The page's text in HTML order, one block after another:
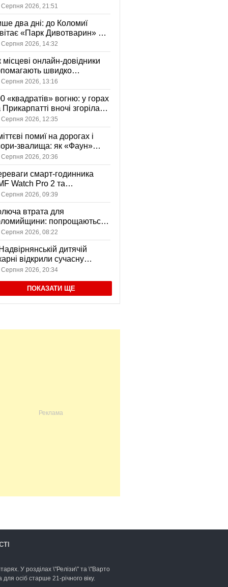
— чим
День міста
Серпня 2026, 21:51
два дні: до Коломиї
«Парк Дивотварин» — і
безкоштовний
Серпня 2026, 14:32
місцеві онлайн-довідники
швидко
послуги у своєму
Серпня 2026, 13:16
«квадратів» вогню: у горах
Прикарпатті вночі згоріла
є постраждала
Серпня 2026, 12:35
помиї на дорогах і
звалища: як «Фаун»
відходи в Коломиї
Серпня 2026, 20:36
смарт-годинника
Watch Pro 2 та
CMF Buds Pro 2
сучасних користувачів
Серпня 2026, 09:39
втрата для
попрощаються
захисником, який віддав
за Україну
Серпня 2026, 08:22
дитячій
відкрили сучасну
кімнату
Серпня 2026, 20:34
ПОКАЗАТИ ЩЕ
У розділах \"Релізи\" та \"Варто
осіб старше 21-річного віку.